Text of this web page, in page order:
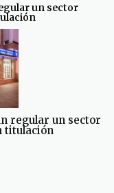
un sector
regular un sector
titulación